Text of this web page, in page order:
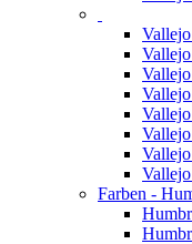
Farben -